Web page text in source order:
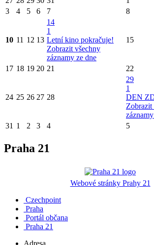
3
4 5 6 7 8
10 11 12 13
14
1
Letní kino pokračuje!
Zobrazit všechny
záznamy ze dne
15
17 18 19 20 21 22
24 25 26 27 28
29
1
DEN
Zobrazit
31 1 2 3 4 5
Praha 21
Webové stránky Prahy 21
Czechpoint
Praha
Portál občana
Praha 21
Adresa